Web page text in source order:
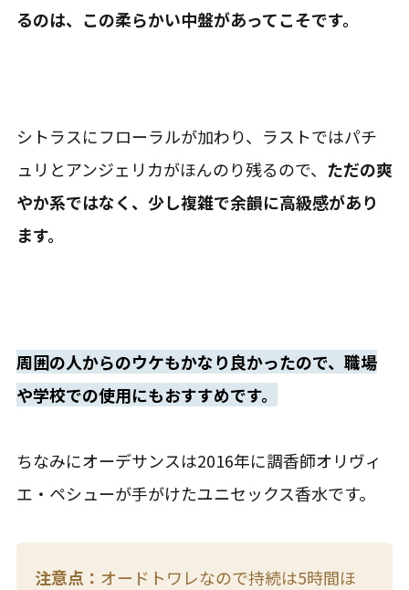
るのは、この柔らかい中盤があってこそです。
シトラスにフローラルが加わり、ラストではパチ
ュリとアンジェリカがほんのり残るので、 ただの爽
やか系ではなく、少し複雑で余韻に高級感があり
ます。
周囲の人からのウケもかなり良かったので、職場
や学校での使用にもおすすめです。
ちなみにオーデサンスは2016年に調香師オリヴィ
エ・ペシューが手がけたユニセックス香水です。
注意点： オードトワレなので持続は5時間ほ